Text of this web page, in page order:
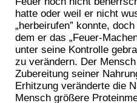
hatte oder weil er nicht
„herbeirufen” konnte,
dem er das „Feuer-
unter seine Kontrolle
zu verändern. Der
Zubereitung seiner
Erhitzung veränderte die
Mensch größere